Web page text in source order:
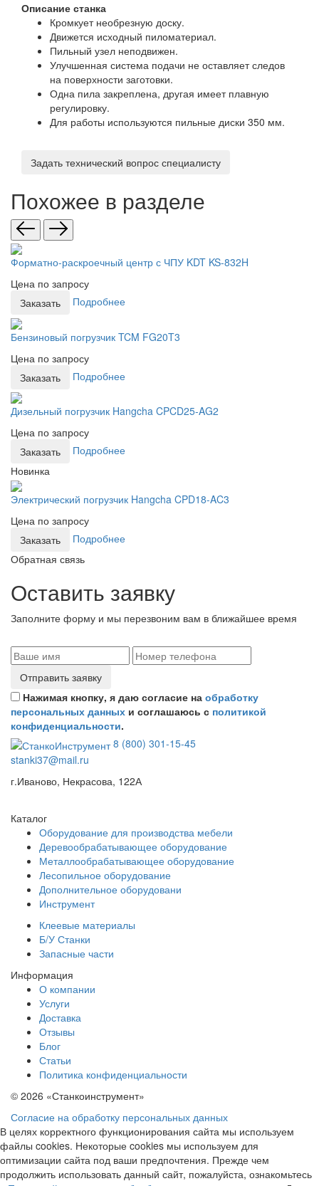
Описание станка
Кромкует необрезную доску.
Движется исходный пиломатериал.
Пильный узел неподвижен.
Улучшенная система подачи не оставляет следов
на поверхности заготовки.
Одна пила закреплена, другая имеет плавную
регулировку.
Для работы используются пильные диски 350 мм.
Задать технический вопрос специалисту
Похожее в разделе
Форматно-раскроечный центр с ЧПУ KDT KS-832H
Цена по запросу
Заказать
Подробнее
Бензиновый погрузчик TCM FG20T3
Цена по запросу
Заказать
Подробнее
Дизельный погрузчик Hangcha CPCD25-AG2
Цена по запросу
Заказать
Подробнее
Новинка
Электрический погрузчик Hangcha CPD18-AC3
Цена по запросу
Заказать
Подробнее
Обратная связь
Оставить заявку
Заполните форму и мы перезвоним вам в ближайшее время
Отправить заявку
Нажимая кнопку, я даю согласие на обработку
персональных данных и соглашаюсь с политикой
конфиденциальности.
8 (800) 301-15-45
stanki37@mail.ru
г.Иваново, Некрасова, 122А
Каталог
Оборудование для производства мебели
Деревообрабатывающее оборудование
Металлообрабатывающее оборудование
Лесопильное оборудование
Дополнительное оборудовани
Инструмент
Клеевые материалы
Б/У Станки
Запасные части
Информация
О компании
Услуги
Доставка
Отзывы
Блог
Статьи
Политика конфиденциальности
© 2026 «Станкоинструмент»
Согласие на обработку персональных данных
В целях корректного функционирования сайта мы используем
файлы cookies. Некоторые cookies мы используем для
оптимизации сайта под ваши предпочтения. Прежде чем
продолжить использовать данный сайт, пожалуйста, ознакомьтесь